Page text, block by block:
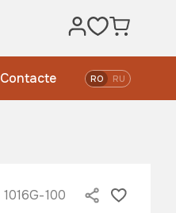
Contacte RO RU
1016G-100